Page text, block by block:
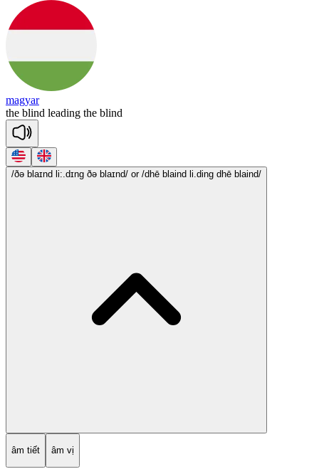
magyar
the blind leading the blind
/ðə blaɪnd li:.dɪng ðə blaɪnd/ or /dhē blaind li.ding dhē blaind/
âm tiết âm vị